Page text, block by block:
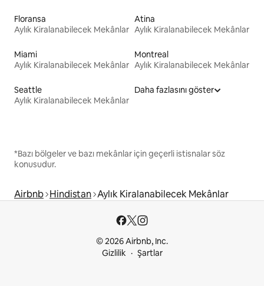
Floransa
Aylık Kiralanabilecek Mekânlar
Atina
Aylık Kiralanabilecek Mekânlar
Miami
Aylık Kiralanabilecek Mekânlar
Montreal
Aylık Kiralanabilecek Mekânlar
Seattle
Aylık Kiralanabilecek Mekânlar
Daha fazlasını göster
*Bazı bölgeler ve bazı mekânlar için geçerli istisnalar söz
konusudur.
Airbnb Hindistan Aylık Kiralanabilecek Mekânlar
© 2026 Airbnb, Inc.
Gizlilik
Şartlar